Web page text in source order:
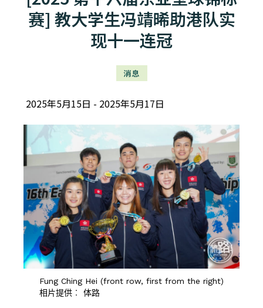
赛] 教大学生冯靖晞助港队实
现十一连冠
消息
2025年5月15日 2025年5月17日
Fung Ching Hei (front row, first from the right)
相片提供︰ 体路